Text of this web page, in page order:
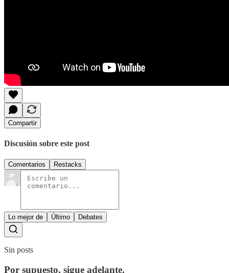
Compartir
Discusión sobre este post
Comentarios Restacks
Lo mejor de Último Debates
Sin posts
Por supuesto, sigue adelante.